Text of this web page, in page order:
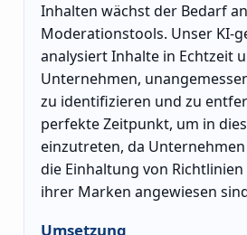
Inhalten wächst der Bedarf
Moderationstools. Unser KI-
analysiert Inhalte in Echtzeit
Unternehmen,
zu identifizieren und zu
perfekte Zeitpunkt, um in
einzutreten, da
die Einhaltung von
ihrer Marken angewiesen
Umsetzung